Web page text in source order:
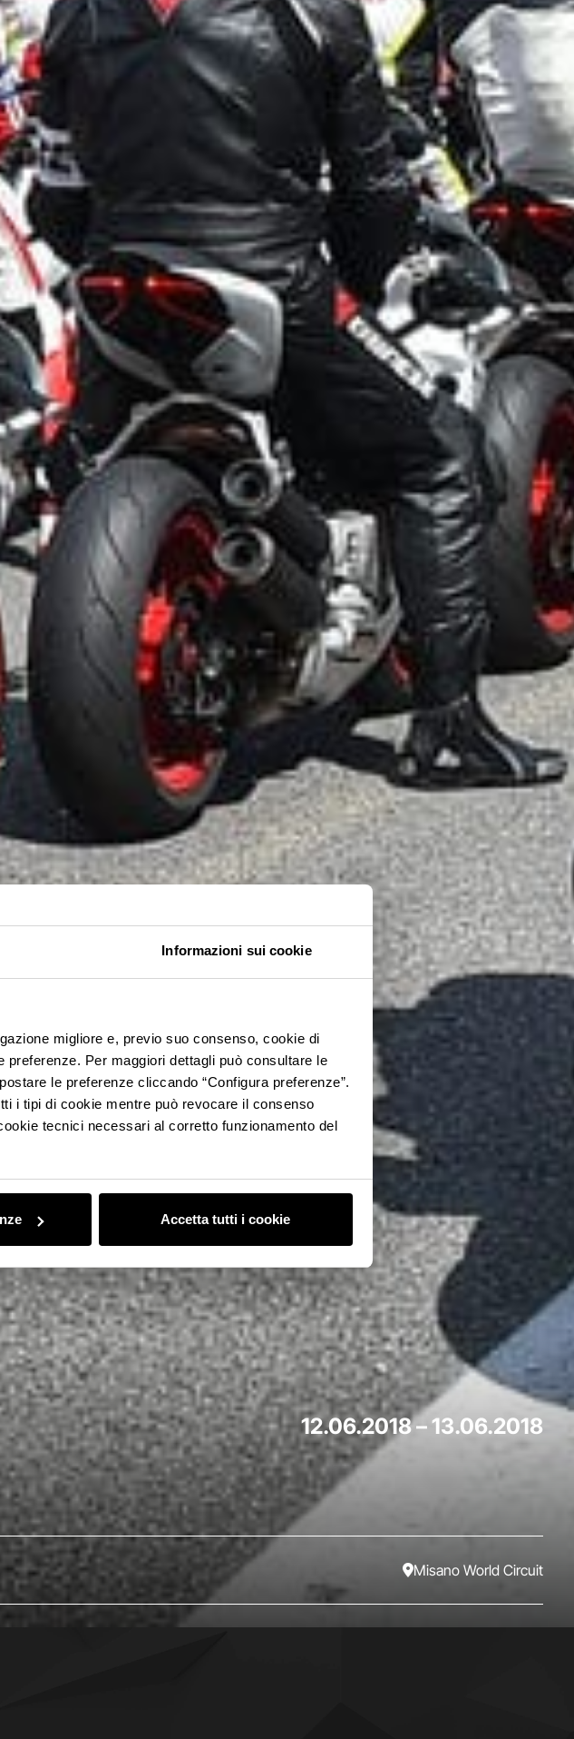
Informazioni sui cookie
migliore e, previo suo consenso, cookie di
Per maggiori dettagli può consultare le
le preferenze cliccando “Configura preferenze”.
i tipi di cookie mentre può revocare il consenso
tecnici necessari al corretto funzionamento del
Accetta tutti i cookie
12.06.2018–13.06.2018
Misano World Circuit